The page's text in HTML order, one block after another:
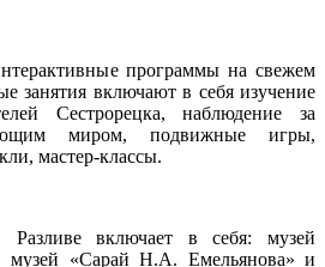
программы на свежем
занятия включают в себя изучение
Сестрорецка, наблюдение за
миром, подвижные игры,
мастер-классы.
включает в себя: музей
«Сарай Н.А. Емельянова» и